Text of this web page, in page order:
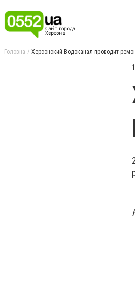
Головна Херсонский Водоканал проводит